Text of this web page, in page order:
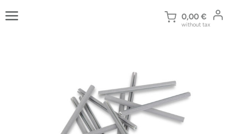
Inhalt
0,00 €
without tax